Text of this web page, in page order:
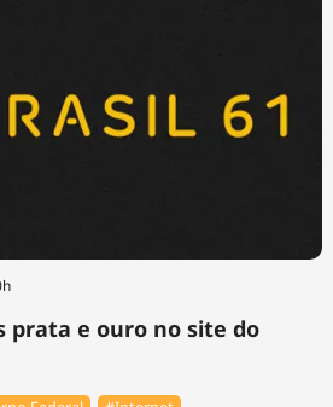
prata e ouro no site do